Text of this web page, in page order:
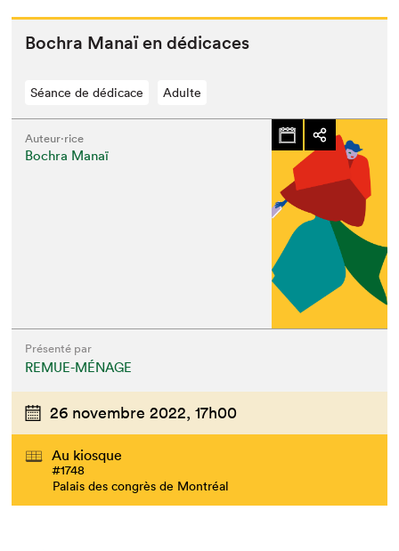
Bochra Man­aï en dédicaces
Séance de dédicace Adulte
Auteur·rice
Bochra Manaï
Présenté par
REMUE-MÉNAGE
26 novembre 2022, 17h00
Au kiosque
#1748
Palais des congrès de Montréal